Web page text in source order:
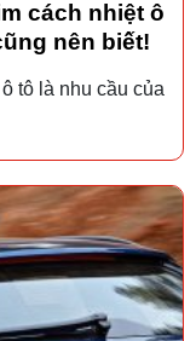
cách nhiệt ô
nên biết!
tô là nhu cầu của